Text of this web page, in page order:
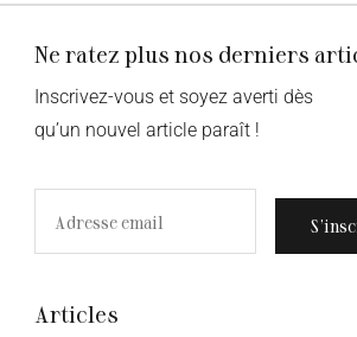
Ne ratez plus nos derniers
Inscrivez-vous et soyez averti dès
qu’un nouvel article paraît !
Articles